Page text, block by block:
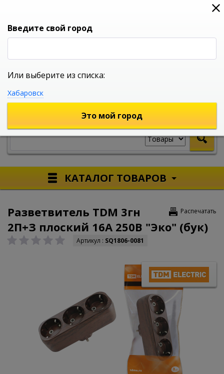
0
УНИВЕРСАЛЬНЫЙ ИНТЕРНЕТ МАГАЗИН
КАТАЛОГ ТОВАРОВ
Распечатать
Разветвитель TDM 3гн
2П+З плоский 16А 250B "Эко" (бук)
Артикул : SQ1806-0081
Введите свой город
Или выберите из списка:
Хабаровск
Это мой город